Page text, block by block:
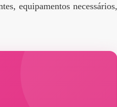
equipamentos necessários,